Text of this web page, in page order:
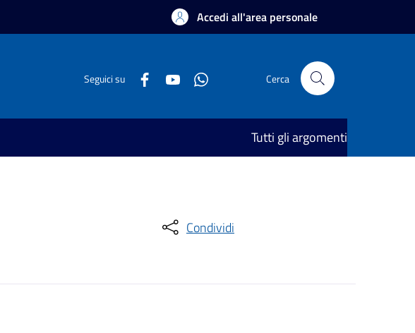
Accedi all'area personale
Seguici su Cerca
Tutti gli argomenti
Condividi